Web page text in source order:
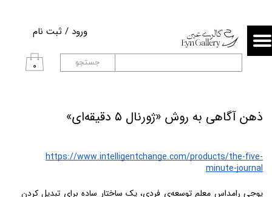
۰
ورود / ثبت نام
حساب کاربری من
تغییر گذر واژه
خروج از حساب کاربری
جستجو
ذهن آگاهی به روش «ژورنال ۵ دقیقه‌ای»
https://www.intelligentchange.com/products/the-five-
minute-journal